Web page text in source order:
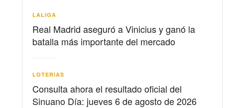
LALIGA
Real Madrid aseguró a Vinicius y ganó la
batalla más importante del mercado
LOTERIAS
Consulta ahora el resultado oficial del
Sinuano Día: jueves 6 de agosto de 2026